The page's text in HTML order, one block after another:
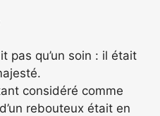
pas qu’un soin : il était
considéré comme
rebouteux était en